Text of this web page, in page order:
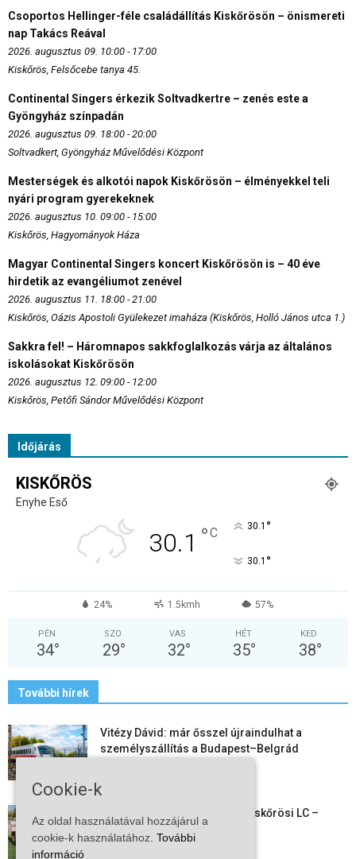
Csoportos Hellinger-féle családállítás Kiskőrösön – önismereti
nap Takács Reával
2026. augusztus 09. 10:00 - 17:00
Kiskőrös, Felsőcebe tanya 45.
Continental Singers érkezik Soltvadkertre – zenés este a
Gyöngyház színpadán
2026. augusztus 09. 18:00 - 20:00
Soltvadkert, Gyöngyház Művelődési Központ
Mesterségek és alkotói napok Kiskőrösön – élményekkel teli
nyári program gyerekeknek
2026. augusztus 10. 09:00 - 15:00
Kiskőrös, Hagyományok Háza
Magyar Continental Singers koncert Kiskőrösön is – 40 éve
hirdetik az evangéliumot zenével
2026. augusztus 11. 18:00 - 21:00
Kiskőrös, Oázis Apostoli Gyülekezet imaháza (Kiskőrös, Holló János utca 1.)
Sakkra fel! – Háromnapos sakkfoglalkozás várja az általános
iskolásokat Kiskőrösön
2026. augusztus 12. 09:00 - 12:00
Kiskőrös, Petőfi Sándor Művelődési Központ
Időjárás
KISKŐRÖS
Enyhe Eső
30.1 °C 30.1 °
30.1 °
24% 1.5kmh 57%
PÉN
34°
SZO
29°
VAS
32°
HÉT
35°
KED
38°
További hírek
Vitézy Dávid: már ősszel újraindulhat a
személyszállítás a Budapest–Belgrád
Megkezdte a felkészülést a Kiskőrösi LC –
együtt maradt a keret,...
Cookie-k
Az oldal használatával hozzájárul a
cookie-k használatához. További
információ